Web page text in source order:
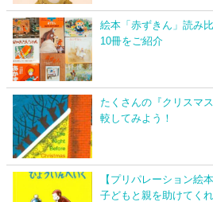
絵本「赤ずきん」読み
10冊をご紹介
たくさんの『クリスマ
較してみよう！
【プリパレーション絵
子どもと親を助けてく